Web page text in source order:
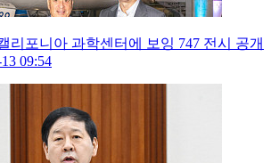
리포니아 과학센터에 보잉 747 전시 공개
09:54